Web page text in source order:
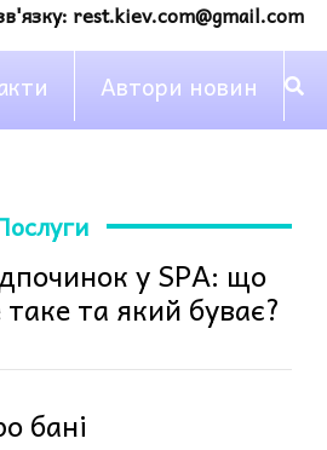
rest.kiev.com@gmail.com
Автори новин
у SPA: що
та який буває?
бані